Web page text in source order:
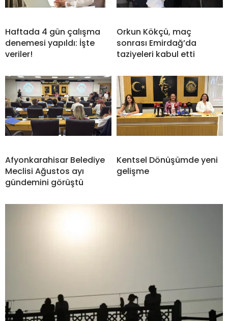
Haftada 4 gün çalışma
denemesi yapıldı: İşte
veriler!
Orkun Kökçü, maç
sonrası Emirdağ’da
taziyeleri kabul etti
Afyonkarahisar Belediye
Meclisi Ağustos ayı
gündemini görüştü
Kentsel Dönüşümde yeni
gelişme